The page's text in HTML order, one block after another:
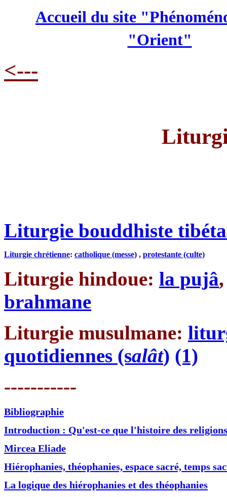
Accueil du site
"Orient"
<---
Liturgie bouddhiste
Liturgie chrétienne: catholique (messe) , protestante (culte)
Liturgie hindoue: la pujâ
brahmane
Liturgie musulmane:
quotidiennes (salât) (1)
-----------
Bibliographie
Introduction : Qu'est-ce que l'histoire des
Mircea Eliade
Hiérophanies, théophanies, espace sacré, temps
La logique des hiérophanies et des théophanies